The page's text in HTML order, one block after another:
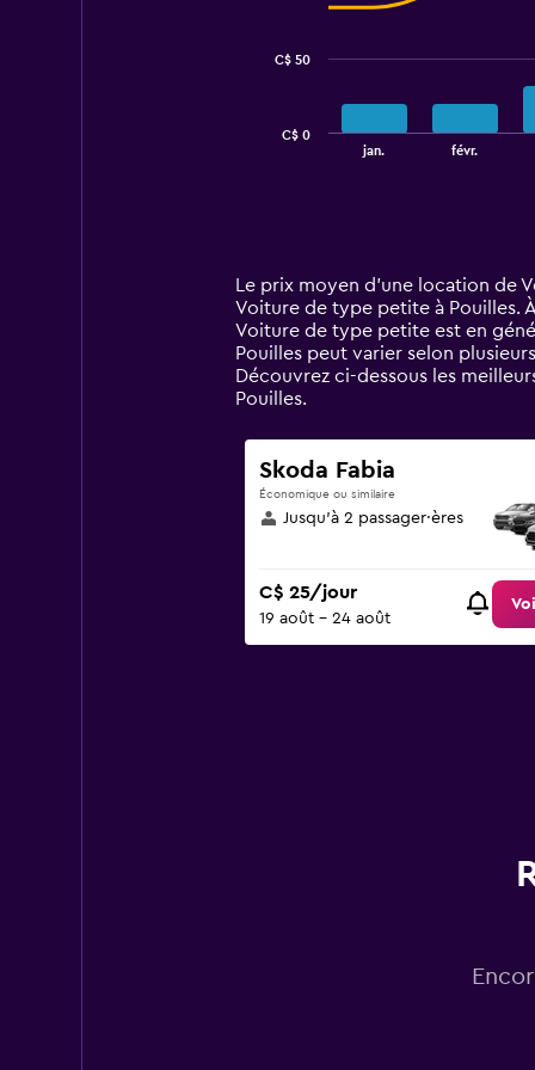
14
categories.
The
chart
has
1
axis
displaying
values.
Range:
0
jan. févr.
C$ 0
C$ 50
Le prix moyen d’une location de
Voiture de type petite à Pouilles.
Voiture de type petite est en
Pouilles peut varier selon
Découvrez ci-dessous les
Pouilles.
Skoda Fabia
Économique ou similaire
Jusqu’à 2 passager·ères
C$ 25/jour
19 août - 24 août